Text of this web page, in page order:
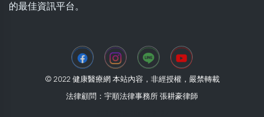
的最佳資訊平台。
© 2022 健康醫療網 本站內容，非經授權，嚴禁轉載
法律顧問：宇順法律事務所 張耕豪律師